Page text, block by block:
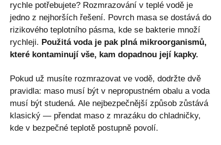
rychle potřebujete? Rozmrazování v teplé vodě je
jedno z nejhorších řešení. Povrch masa se dostává do
rizikového teplotního pásma, kde se bakterie množí
rychleji. Použitá voda je pak plná mikroorganismů,
které kontaminují vše, kam dopadnou její kapky.
Pokud už musíte rozmrazovat ve vodě, dodržte dvě
pravidla: maso musí být v nepropustném obalu a voda
musí být studená. Ale nejbezpečnější způsob zůstává
klasický — přendat maso z mrazáku do chladničky,
kde v bezpečné teplotě postupně povolí.